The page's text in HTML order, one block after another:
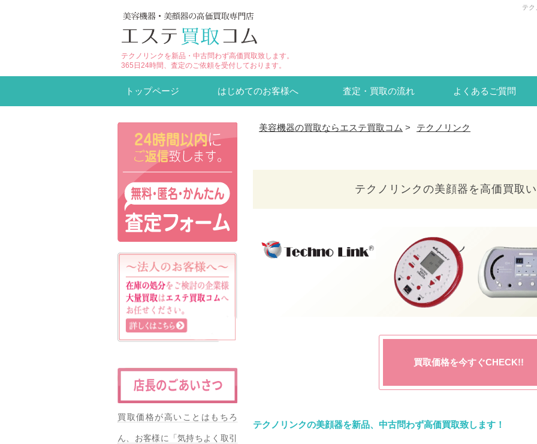
テク
テクノリンクを新品・中古問わず高価買取致します。
365日24時間、査定のご依頼を受付しております。
トップページ はじめてのお客様へ 査定・買取の流れ よくあるご質問
美容機器の買取ならエステ買取コム > テクノリンク
テクノリンクの美顔器を 高価買取
買取価格を今すぐCHECK!!
テクノリンクの美顔器を新品、中古問わず高価買取致します！
買取価格が高いことはもちろ
ん、お客様に「気持ちよく取引